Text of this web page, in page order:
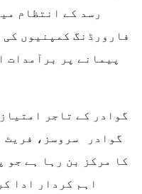
رسد کے انتظام
فارورڈنگ کمپنیوں
پیمانے پر برآمدات
گوادر کے تاجر
گوادر سروسز، فریٹ
کا مرکز بن رہا ہے جو
اہم کردار ادا